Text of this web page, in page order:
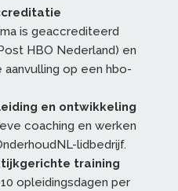
is geaccrediteerd
HBO Nederland) en
op een hbo-
en ontwikkeling
coaching en werken
lidbedrijf.
training
opleidingsdagen per